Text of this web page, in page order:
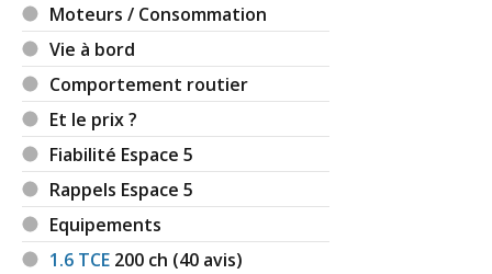
Moteurs / Consommation
Vie à bord
Comportement routier
Et le prix ?
Fiabilité Espace 5
Rappels Espace 5
Equipements
1.6 TCE 200 ch (40 avis)